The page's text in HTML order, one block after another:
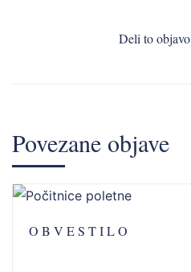
Deli to objavo
Povezane objave
O B V E S T I L O